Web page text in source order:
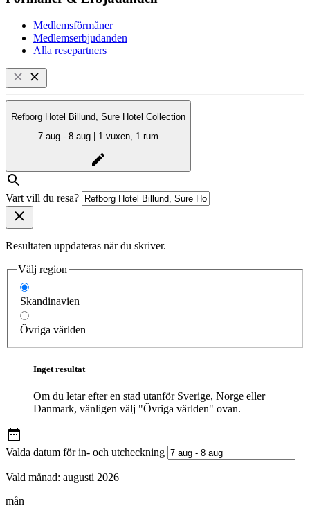
Medlemsförmåner
Medlemserbjudanden
Alla resepartners
Refborg Hotel Billund, Sure Hotel Collection
7 aug - 8 aug | 1 vuxen, 1 rum
Vart vill du resa?
Resultaten uppdateras när du skriver.
Välj region
Skandinavien
Övriga världen
Inget resultat
Om du letar efter en stad utanför Sverige, Norge eller
Danmark, vänligen välj "Övriga världen" ovan.
Valda datum för in- och utcheckning
Vald månad: augusti 2026
mån